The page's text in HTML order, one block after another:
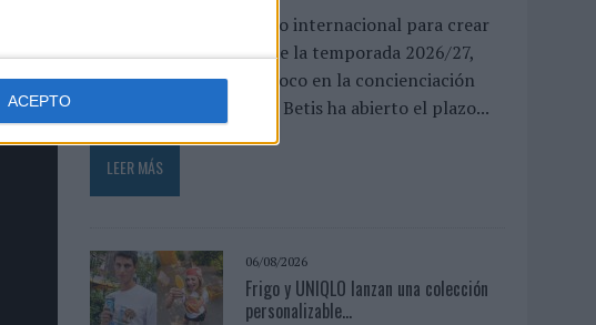
ACEPTO
El club abre un concurso internacional para crear
la equipación especial de la temporada 2026/27,
que volverá a poner el foco en la concienciación
medioambiental El Real Betis ha abierto el plazo...
LEER MÁS
06/08/2026
Frigo y UNIQLO lanzan una colección
personalizable...